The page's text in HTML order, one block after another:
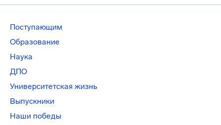
Поступающим
Образование
Наука
ДПО
Университетская жизнь
Выпускники
Наши победы